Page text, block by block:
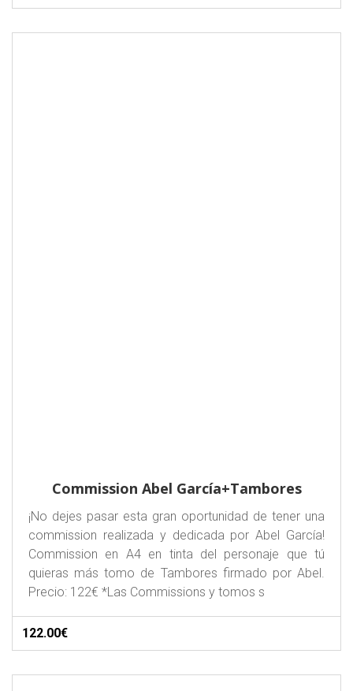
Commission Abel García+Tambores
¡No dejes pasar esta gran oportunidad de tener una
commission realizada y dedicada por Abel García!
Commission en A4 en tinta del personaje que tú
quieras más tomo de Tambores firmado por Abel.
Precio: 122€ *Las Commissions y tomos s
122.00€